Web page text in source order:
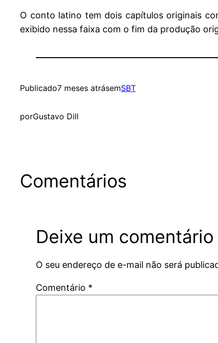
O conto latino tem dois capítulos originais
exibido nessa faixa com o fim da produção
Publicado7 meses atrásemSBT
porGustavo Dill
Comentários
Deixe um comentário
O seu endereço de e-mail não será
Comentário *